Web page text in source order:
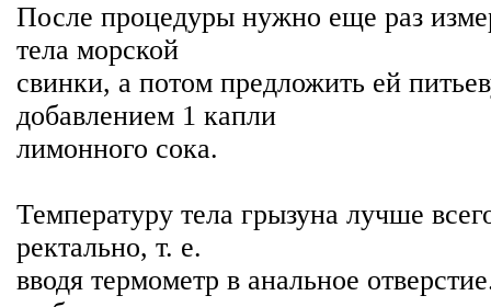
После процедуры нужно еще раз
тела морской
свинки, а потом предложить ей
добавлением 1 капли
лимонного сока.
Температуру тела грызуна лучше
ректально, т. е.
вводя термометр в анальное